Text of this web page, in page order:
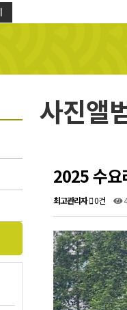
사진앨
2025 수요
최고관리자 0건